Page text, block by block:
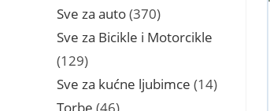
Sve za auto 370370
proizvoda
Sve za Bicikle i Motorcikle
129129
proizvoda
Sve za kućne ljubimce 1414
46